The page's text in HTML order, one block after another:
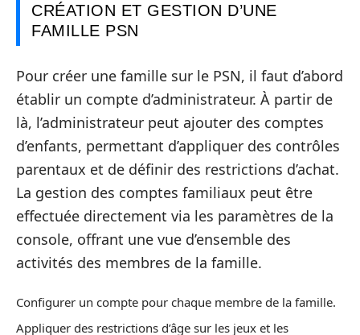
CRÉATION ET GESTION D’UNE
FAMILLE PSN
Pour créer une famille sur le PSN, il faut d’abord
établir un compte d’administrateur. À partir de
là, l’administrateur peut ajouter des comptes
d’enfants, permettant d’appliquer des contrôles
parentaux et de définir des restrictions d’achat.
La gestion des comptes familiaux peut être
effectuée directement via les paramètres de la
console, offrant une vue d’ensemble des
activités des membres de la famille.
Configurer un compte pour chaque membre de la famille.
Appliquer des restrictions d’âge sur les jeux et les